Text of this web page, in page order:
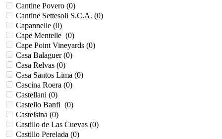
Cantine Povero (0)
Cantine Settesoli S.C.A. (0)
Capannelle (0)
Cape Mentelle (0)
Cape Point Vineyards (0)
Casa Balaguer (0)
Casa Relvas (0)
Casa Santos Lima (0)
Cascina Roera (0)
Castellani (0)
Castello Banfi (0)
Castelsina (0)
Castillo de Las Cuevas (0)
Castillo Perelada (0)